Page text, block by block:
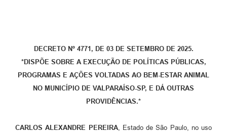
Galeria de Fotos
Ouvidoria
Arquivos para Download
DECRETO Nº 4771, DE 03 DE SETEMBRO DE 2025.
*DISPÕE SOBRE A EXECUÇÃO DE POLÍTICAS PÚBLICAS,
PROGRAMAS E AÇÕES VOLTADAS AO BEM-ESTAR ANIMAL
NO MUNICÍPIO DE VALPARAÍSO-SP, E DÁ OUTRAS
PROVIDÊNCIAS.*
CARLOS ALEXANDRE PEREIRA, Estado de São Paulo, no uso